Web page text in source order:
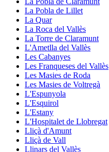
La Pobla de Lillet
La Quar
La Roca del Vallès
La Torre de Claramunt
L'Ametlla del Vallès
Les Cabanyes
Les Franqueses del Vallès
Les Masies de Roda
Les Masies de Voltregà
L'Espunyola
L'Esquirol
L'Estany
L'Hospitalet de Llobregat
Lliçà d'Amunt
Lliçà de Vall
Llinars del Vallès